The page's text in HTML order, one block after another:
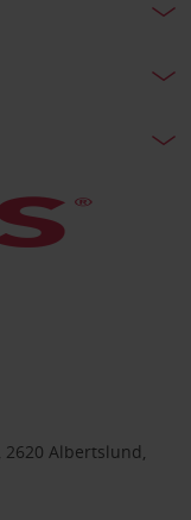
Albertslund,